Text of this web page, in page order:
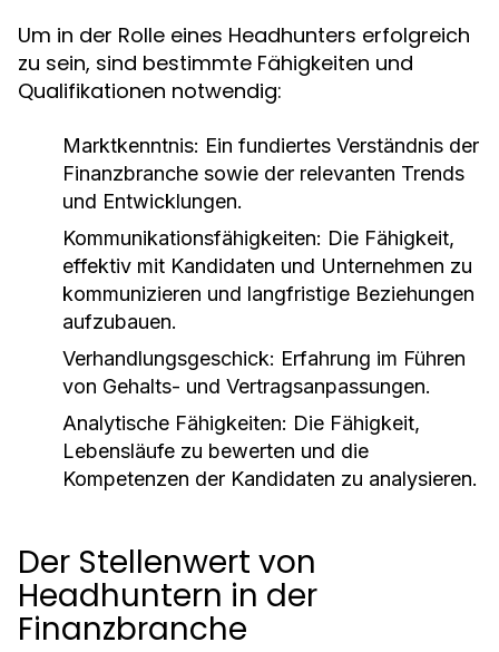
Um in der Rolle eines Headhunters erfolgreich
zu sein, sind bestimmte Fähigkeiten und
Qualifikationen notwendig:
Marktkenntnis: Ein fundiertes Verständnis der
Finanzbranche sowie der relevanten Trends
und Entwicklungen.
Kommunikationsfähigkeiten: Die Fähigkeit,
effektiv mit Kandidaten und Unternehmen zu
kommunizieren und langfristige Beziehungen
aufzubauen.
Verhandlungsgeschick: Erfahrung im Führen
von Gehalts- und Vertragsanpassungen.
Analytische Fähigkeiten: Die Fähigkeit,
Lebensläufe zu bewerten und die
Kompetenzen der Kandidaten zu analysieren.
Der Stellenwert von
Headhuntern in der
Finanzbranche